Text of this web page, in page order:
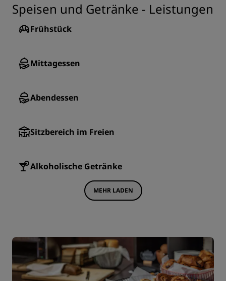
Speisen und Getränke - Leistungen
Frühstück
Mittagessen
Abendessen
Sitzbereich im Freien
Alkoholische Getränke
MEHR LADEN